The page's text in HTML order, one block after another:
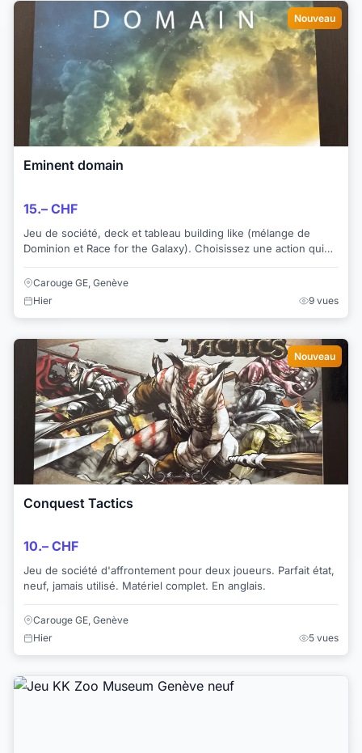
Nouveau
Eminent domain
15.– CHF
Jeu de société, deck et tableau building like (mélange de
Dominion et Race for the Galaxy). Choisissez une action qui
Carouge GE, Genève
Hier
9 vues
Nouveau
Conquest Tactics
10.– CHF
Jeu de société d'affrontement pour deux joueurs. Parfait état,
neuf, jamais utilisé. Matériel complet. En anglais.
Carouge GE, Genève
Hier
5 vues